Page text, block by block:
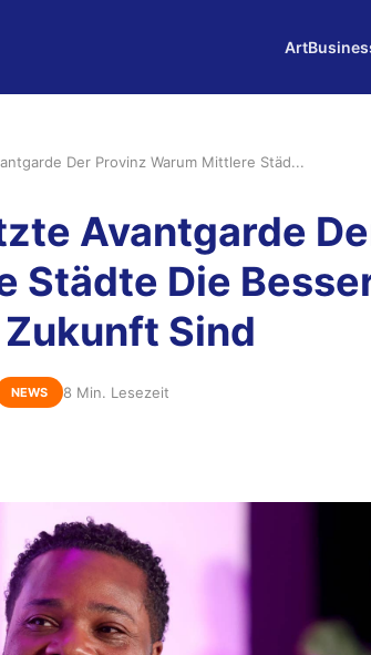
Art
Der Provinz Warum Mittlere Städ...
Avantgarde
Städte Die
Sind
NEWS 8 Min. Lesezeit